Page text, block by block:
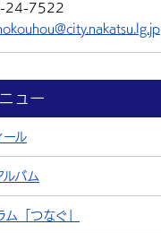
24-7522
ュー
ール
ルバム
「つなぐ」